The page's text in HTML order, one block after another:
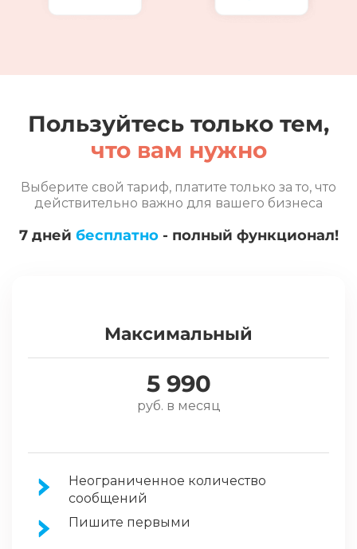
Пользуйтесь только тем,
что вам нужно
Выберите свой тариф, платите только за то, что
действительно важно для вашего бизнеса
7 дней бесплатно - полный функционал!
Максимальный
5 990
руб. в месяц
Неограниченное количество
сообщений
Пишите первыми